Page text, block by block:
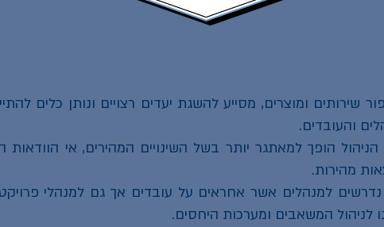
שירותים ומוצרים, מסייע להשגת יעדים רצויים ונותן כלים
והעובדים.
הופך למאתגר יותר בשל השינויים המהירים, אי הוודאות
מהירות.
נדרשים למנהלים אשר אחראים על עובדים אך גם למנהלי
לניהול המשאבים ומערכות היחסים.